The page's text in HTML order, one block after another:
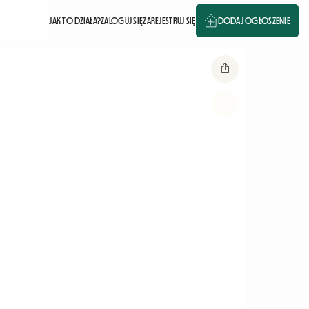
JAK TO DZIAŁA?ZALOGUJ SIĘZAREJESTRUJ SIĘ DODAJ OGŁOSZENIE